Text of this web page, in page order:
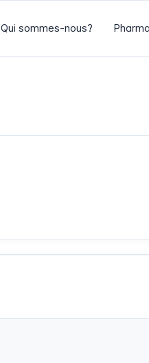
Qui sommes-nous?